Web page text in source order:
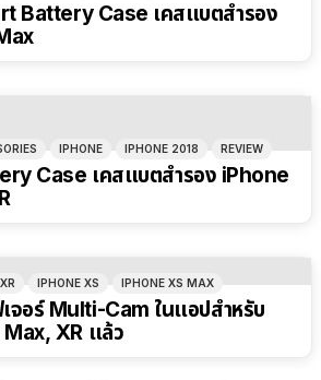
Battery Case เคสแบตสำรอง
IPHONE IPHONE 2018 REVIEW
Case เคสแบตสำรอง iPhone
IPHONE XS IPHONE XS MAX
จอร์ Multi-Cam ในแอปสำหรับ
XR แล้ว